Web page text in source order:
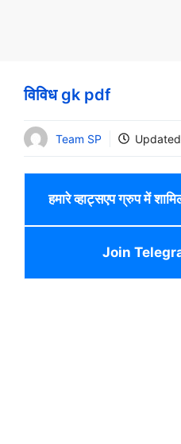
विविध gk pdf
Team SP
हमारे व्हाट्सएप ग्रुप में
Join